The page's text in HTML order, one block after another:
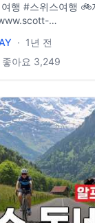
여행 🚲자전거 스캇 에딕트
· 1년 전
좋아요 3,249